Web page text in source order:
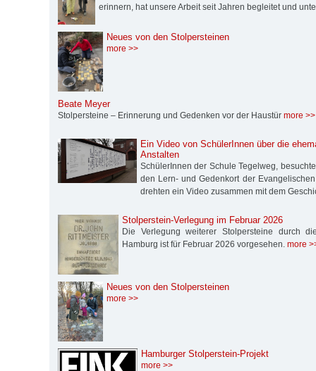
erinnern, hat unsere Arbeit seit Jahren begleitet und
Neues von den Stolpersteinen
more >>
Beate Meyer
Stolpersteine – Erinnerung und Gedenken vor der Haustür more >>
Ein Video von SchülerInnen über die
Anstalten
SchülerInnen der Schule Tegelweg,
den Lern- und Gedenkort der
drehten ein Video zusammen mit dem
Stolperstein-Verlegung im Februar 2026
Die Verlegung weiterer Stolpersteine durch
Hamburg ist für Februar 2026 vorgesehen. more
Neues von den Stolpersteinen
more >>
Hamburger Stolperstein-Projekt
more >>